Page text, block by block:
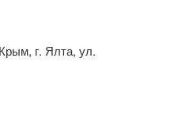
г. Ялта, ул.